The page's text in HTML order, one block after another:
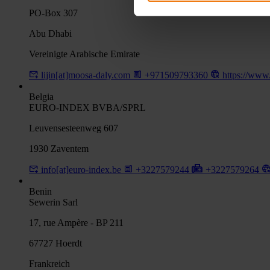
PO-Box 307
Abu Dhabi
Vereinigte Arabische Emirate
lijin[at]moosa-daly.com +971509793360 https://
Belgia
EURO-INDEX BVBA/SPRL
Leuvensesteenweg 607
1930 Zaventem
info[at]euro-index.be +3227579244 +3227579264
Benin
Sewerin Sarl
17, rue Ampère - BP 211
67727 Hoerdt
Frankreich